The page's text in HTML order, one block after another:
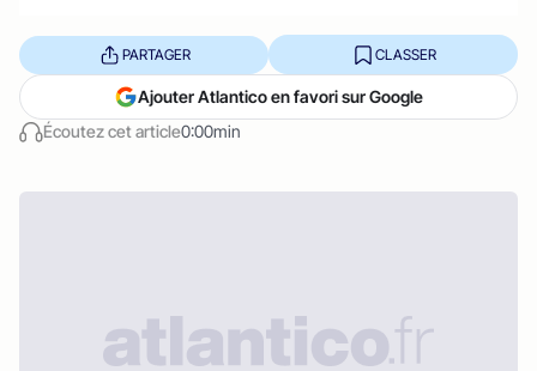
Écoutez cet article0:00min
PARTAGER CLASSER
Ajouter Atlantico en favori sur Google